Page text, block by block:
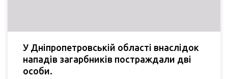
У Дніпропетровській області внаслідок
нападів загарбників постраждали дві
особи.